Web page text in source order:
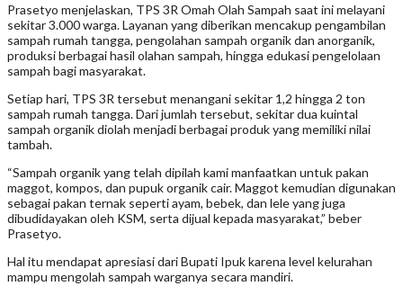
Prasetyo menjelaskan, TPS 3R Omah Olah Sampah saat ini melayani
sekitar 3.000 warga. Layanan yang diberikan mencakup pengambilan
sampah rumah tangga, pengolahan sampah organik dan anorganik,
produksi berbagai hasil olahan sampah, hingga edukasi pengelolaan
sampah bagi masyarakat.
Setiap hari, TPS 3R tersebut menangani sekitar 1,2 hingga 2 ton
sampah rumah tangga. Dari jumlah tersebut, sekitar dua kuintal
sampah organik diolah menjadi berbagai produk yang memiliki nilai
tambah.
“Sampah organik yang telah dipilah kami manfaatkan untuk pakan
maggot, kompos, dan pupuk organik cair. Maggot kemudian digunakan
sebagai pakan ternak seperti ayam, bebek, dan lele yang juga
dibudidayakan oleh KSM, serta dijual kepada masyarakat,” beber
Prasetyo.
Hal itu mendapat apresiasi dari Bupati Ipuk karena level kelurahan
mampu mengolah sampah warganya secara mandiri.